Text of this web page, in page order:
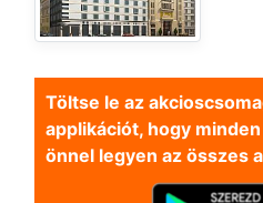
Töltse le az
applikációt, hogy
önnel legyen az összes